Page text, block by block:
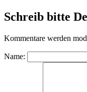
Schreib bitte
Kommentare werden
Name: